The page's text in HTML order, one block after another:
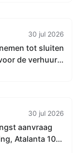
30 jul 2026
tot sluiten
de verhuur
Voedseltuinen
30 jul 2026
aanvraag
Atalanta 10,